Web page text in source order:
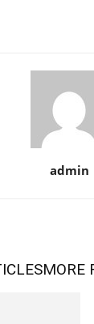
admin
MORE